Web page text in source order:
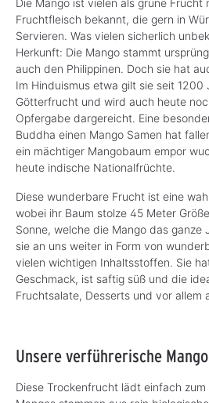
Fruchtfleisch bekannt, die gern in
Servieren. Was vielen sicherlich
Herkunft: Die Mango stammt
auch den Philippinen. Doch sie hat
Im Hinduismus etwa gilt sie seit 1200
Götterfrucht und wird auch heute
Opfergabe dargereicht. Eine
Buddha einen Mango Samen hat
ein mächtiger Mangobaum empor
heute indische Nationalfrüchte.
Diese wunderbare Frucht ist eine
wobei ihr Baum stolze 45 Meter
Sonne, welche die Mango das ganze
sie an uns weiter in Form von
vielen wichtigen Inhaltsstoffen. Sie
Geschmack, ist saftig süß und die
Fruchtsalate, Desserts und vor allem
Unsere verführerische
Diese Trockenfrucht lädt einfach zum